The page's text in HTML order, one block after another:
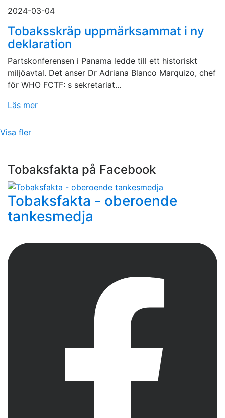
2024-03-04
Tobaksskräp uppmärksammat i ny
deklaration
Partskonferensen i Panama ledde till ett historiskt
miljöavtal. Det anser Dr Adriana Blanco Marquizo, chef
för WHO FCTF: s sekretariat...
Läs mer
Visa fler
Tobaksfakta på Facebook
Tobaksfakta - oberoende
tankesmedja